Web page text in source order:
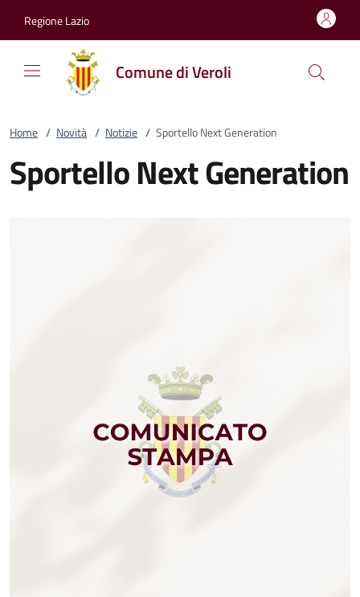
Regione Lazio
Comune di Veroli
Home / Novità / Notizie / Sportello Next Generation
Sportello Next Generation